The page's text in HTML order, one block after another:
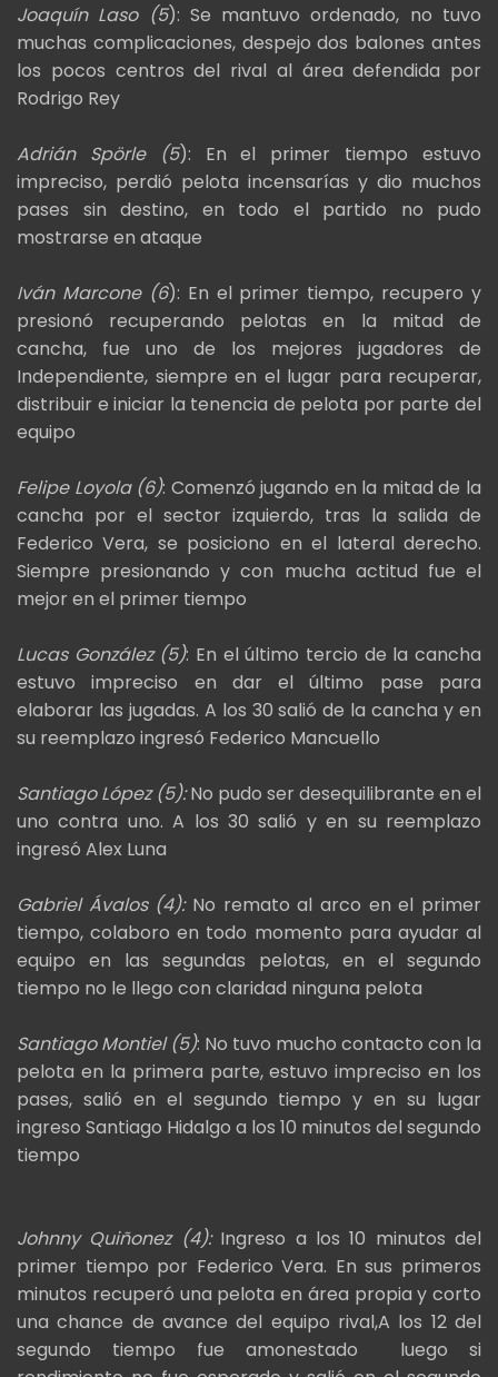
Joaquín Laso (5): Se mantuvo ordenado, no tuvo
muchas complicaciones, despejo dos balones antes
los pocos centros del rival al área defendida por
Rodrigo Rey
Adrián Spörle (5): En el primer tiempo estuvo
impreciso, perdió pelota incensarías y dio muchos
pases sin destino, en todo el partido no pudo
mostrarse en ataque
Iván Marcone (6): En el primer tiempo, recupero y
presionó recuperando pelotas en la mitad de
cancha, fue uno de los mejores jugadores de
Independiente, siempre en el lugar para recuperar,
distribuir e iniciar la tenencia de pelota por parte del
equipo
Felipe Loyola (6): Comenzó jugando en la mitad de la
cancha por el sector izquierdo, tras la salida de
Federico Vera, se posiciono en el lateral derecho.
Siempre presionando y con mucha actitud fue el
mejor en el primer tiempo
Lucas González (5): En el último tercio de la cancha
estuvo impreciso en dar el último pase para
elaborar las jugadas. A los 30 salió de la cancha y en
su reemplazo ingresó Federico Mancuello
Santiago López (5):No pudo ser desequilibrante en el
uno contra uno. A los 30 salió y en su reemplazo
ingresó Alex Luna
Gabriel Ávalos (4):No remato al arco en el primer
tiempo, colaboro en todo momento para ayudar al
equipo en las segundas pelotas, en el segundo
tiempo no le llego con claridad ninguna pelota
Santiago Montiel (5): No tuvo mucho contacto con la
pelota en la primera parte, estuvo impreciso en los
pases, salió en el segundo tiempo y en su lugar
ingreso Santiago Hidalgo a los 10 minutos del segundo
tiempo
Johnny Quiñonez (4):Ingreso a los 10 minutos del
primer tiempo por Federico Vera. En sus primeros
minutos recuperó una pelota en área propia y corto
una chance de avance del equipo rival,A los 12 del
segundo tiempo fue amonestado luego si